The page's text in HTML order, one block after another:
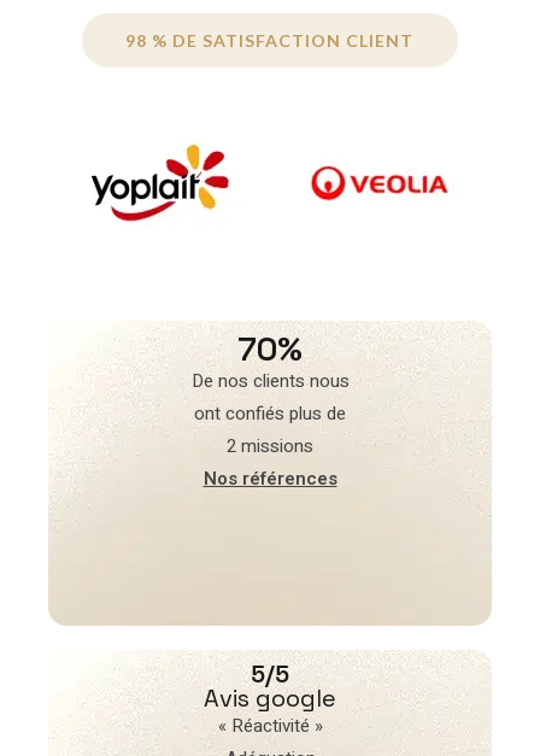
98 % DE SATISFACTION CLIENT
70%
De nos clients nous
ont confiés plus de
2 missions
Nos références
5/5
Avis google
« Réactivité »